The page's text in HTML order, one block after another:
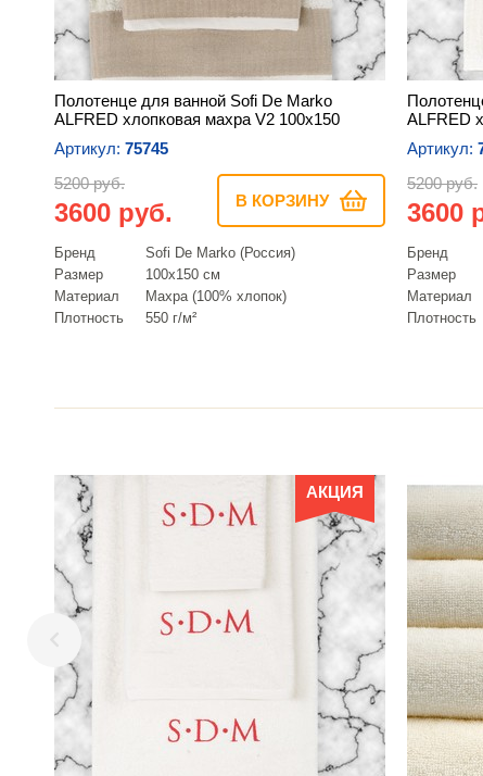
Полотенце для ванной Sofi De Marko
ALFRED хлопковая махра V2 100х150
Артикул: 75745
5200 руб.
3600 руб. В КОРЗИНУ
Бренд
Sofi De Marko (Россия)
Размер
100х150 см
Материал
Махра (100% хлопок)
Плотность
550 г/м²
ALFRED
Артикул:
5200 руб.
3600
Бренд
Размер
Материал
Плотность
АКЦИЯ